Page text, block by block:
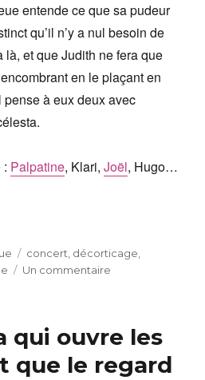
entende ce que sa pudeur
qu’il n’y a nul besoin de
là, et que Judith ne fera que
en le plaçant en
à eux deux avec
: Palpatine, Klari, Joël, Hugo…
Étiquettes
concert, décorticage,
Un commentaire
de
Bleue
qui ouvre les
que le regard